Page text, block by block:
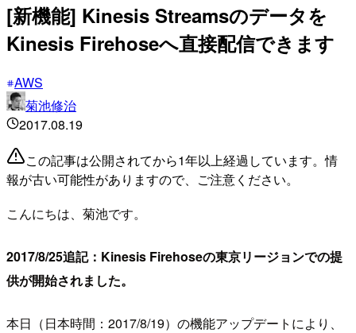
[新機能] Kinesis Streamsのデータを
Kinesis Firehoseへ直接配信できます
AWS
菊池修治
2017.08.19
この記事は公開されてから1年以上経過しています。情
報が古い可能性がありますので、ご注意ください。
こんにちは、菊池です。
2017/8/25追記：Kinesis Firehoseの東京リージョンでの提
供が開始されました。
本日（日本時間：2017/8/19）の機能アップデートにより、